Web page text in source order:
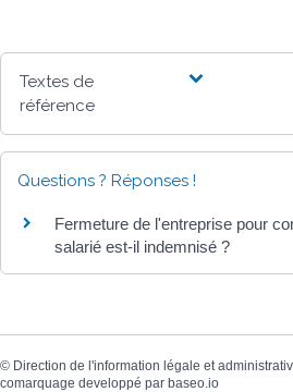
Textes de
référence
Questions ? Réponses !
Fermeture de l'entreprise pour
salarié est-il indemnisé ?
© Direction de l'information légale et
comarquage developpé par baseo.io